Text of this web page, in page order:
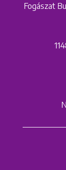
Fogászat